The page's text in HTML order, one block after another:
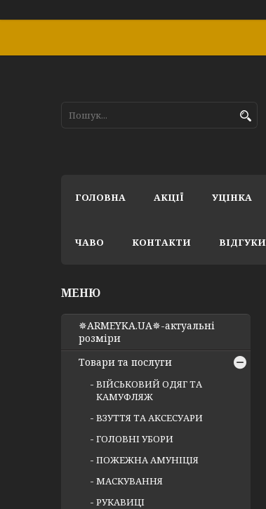
ГОЛОВНА АКЦІЇ УЦІНКА
ЧАВО КОНТАКТИ ВІДГУКИ
✵ARMEYKA.UA✵-актуальні
розміри
Товари та послуги
ВІЙСЬКОВИЙ ОДЯГ ТА
КАМУФЛЯЖ
ВЗУТТЯ ТА АКСЕСУАРИ
ГОЛОВНІ УБОРИ
ПОЖЕЖНА АМУНІЦІЯ
МАСКУВАННЯ
РУКАВИЦІ